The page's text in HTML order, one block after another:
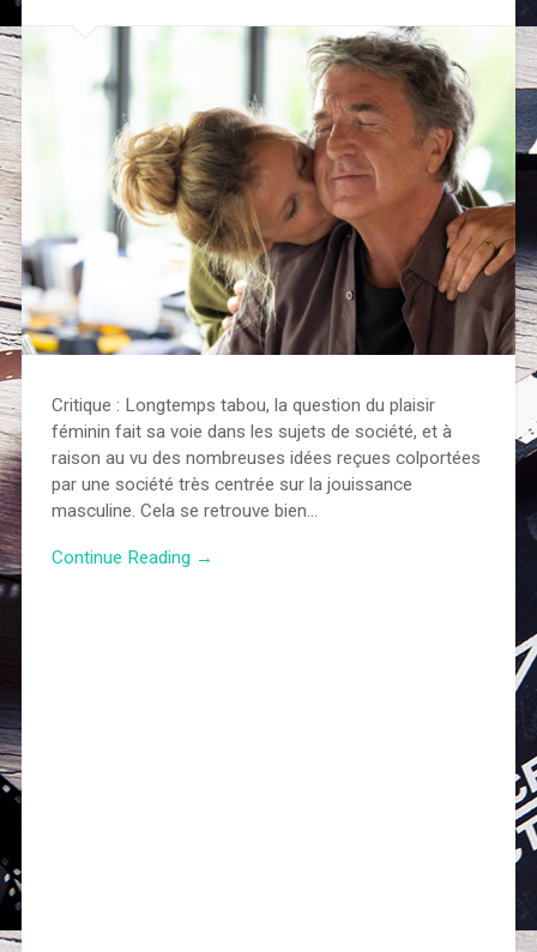
Critique : Longtemps tabou, la question du plaisir
féminin fait sa voie dans les sujets de société, et à
raison au vu des nombreuses idées reçues colportées
par une société très centrée sur la jouissance
masculine. Cela se retrouve bien…
Continue Reading →